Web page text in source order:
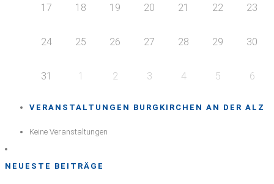
17 18 19 20 21 22 23
24 25 26 27 28 29 30
31 1 2 3 4 5 6
VERANSTALTUNGEN BURGKIRCHEN AN DER ALZ
Keine Veranstaltungen
NEUESTE BEITRÄGE